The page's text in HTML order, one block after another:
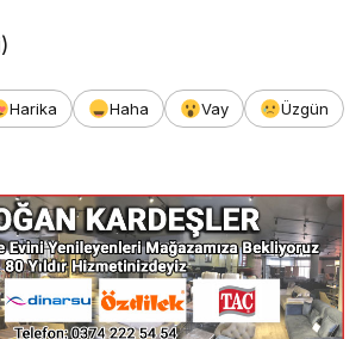
Harika Haha Vay
Üzgün